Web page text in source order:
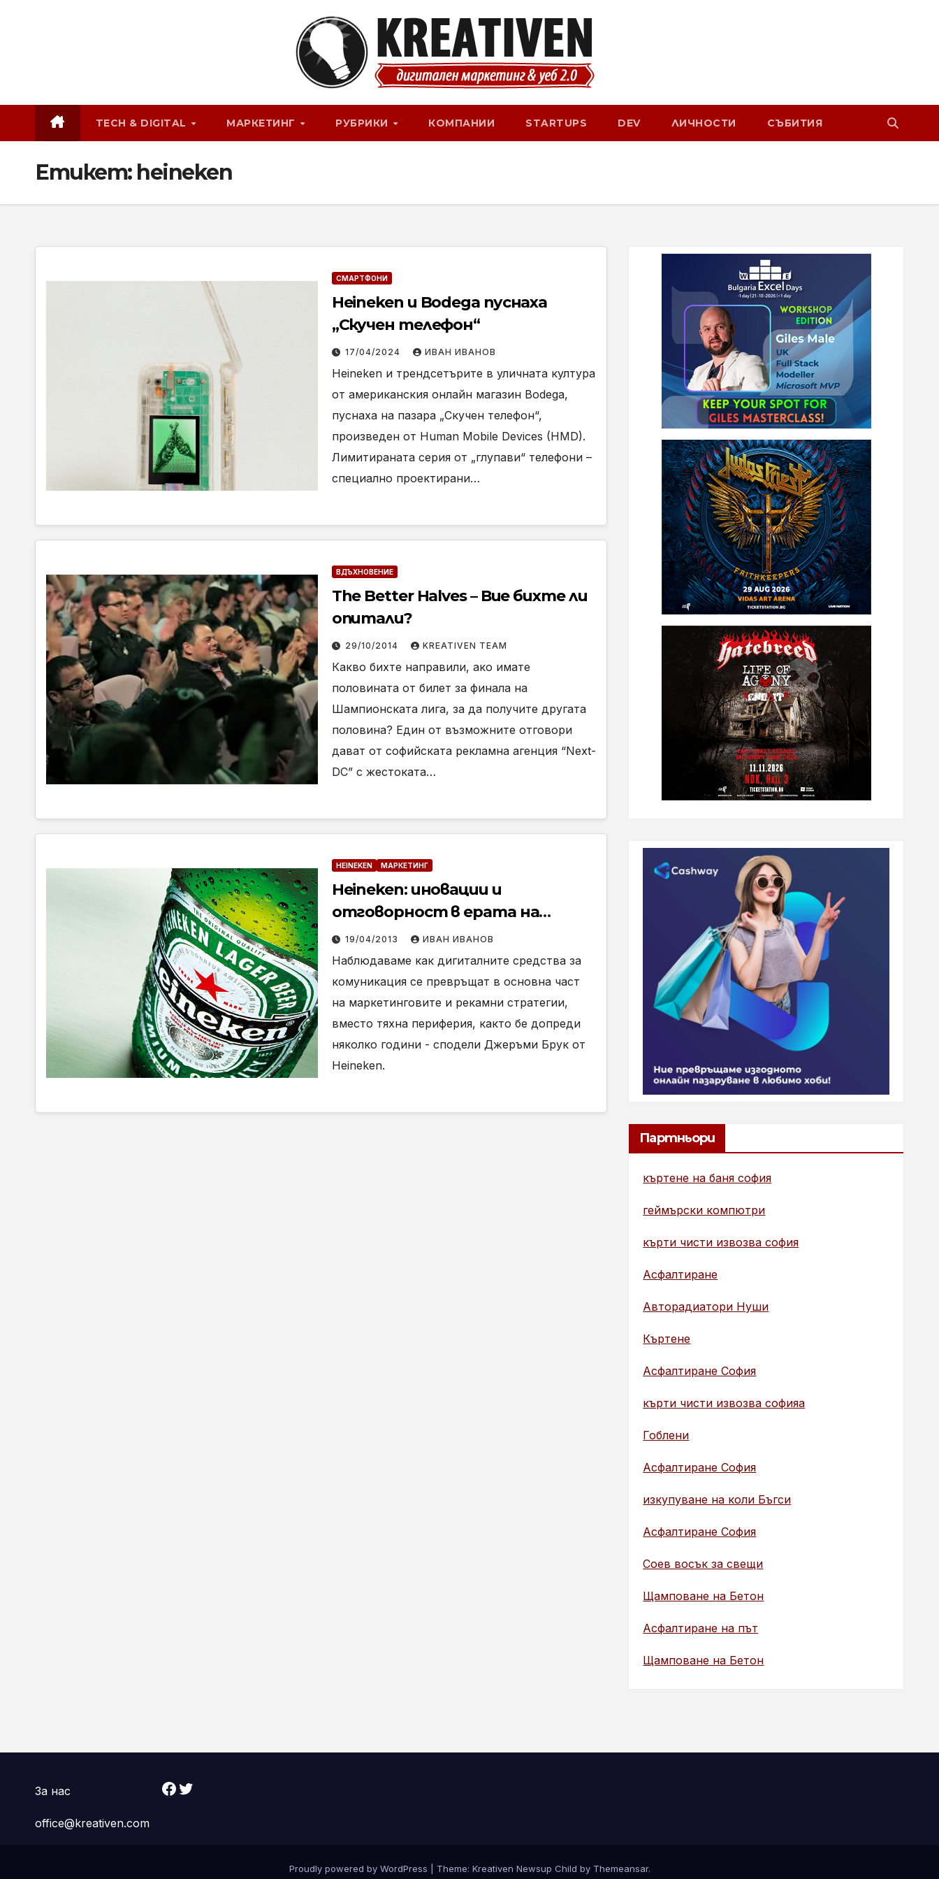
TECH & DIGITAL МАРКЕТИНГ РУБРИКИ КОМПАНИИ STARTUPS DEV ЛИЧНОСТИ СЪБИТИЯ
Етикет: heineken
СМАРТФОНИ
Heineken и Bodega пуснаха
„Скучен телефон“
17/04/2024 ИВАН ИВАНОВ
Heineken и трендсетърите в уличната култура
от американския онлайн магазин Bodega,
пуснаха на пазара „Скучен телефон“,
произведен от Human Mobile Devices (HMD).
Лимитираната серия от „глупави“ телефони –
специално проектирани…
ВДЪХНОВЕНИЕ
The Better Halves – Вие бихте ли
опитали?
29/10/2014 KREATIVEN TEAM
Какво бихте направили, ако имате
половината от билет за финала на
Шампионската лига, за да получите другата
половина? Един от възможните отговори
дават от софийската рекламна агенция “Next-
DC” с жестоката…
HEINEKEN МАРКЕТИНГ
Heineken: иновации и
отговорност в ерата на
дигиталните комуникации
19/04/2013 ИВАН ИВАНОВ
Наблюдаваме как дигиталните средства за
комуникация се превръщат в основна част
на маркетинговите и рекамни стратегии,
вместо тяхна периферия, както бе допреди
няколко години - сподели Джеръми Брук от
Heineken.
Партньори
къртене на баня софия
геймърски компютри
кърти чисти извозва софия
Асфалтиране
Авторадиатори Нуши
Къртене
Асфалтиране София
кърти чисти извозва софияа
Гоблени
Асфалтиране София
изкупуване на коли Бъгси
Асфалтиране София
Соев восък за свещи
Щамповане на Бетон
Асфалтиране на път
Щамповане на Бетон
За нас
office@kreativen.com
Facebook Twitter
Proudly powered by WordPress Theme: Kreativen Newsup Child by Themeansar.